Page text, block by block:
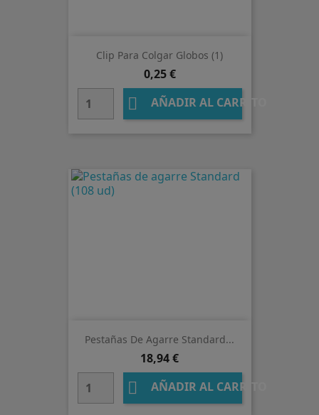
Clip Para Colgar Globos (1)
Precio
0,25 €
 AÑADIR AL CARRITO
Pestañas De Agarre Standard...
Precio
18,94 €
 AÑADIR AL CARRITO